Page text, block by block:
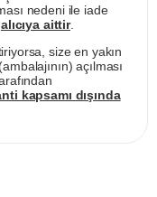
nedeni ile iade
alıcıya aittir.
size en yakın
açılması
kapsamı dışında